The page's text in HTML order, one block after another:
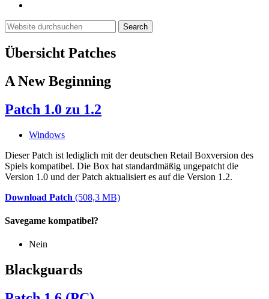
Übersicht Patches
A New Beginning
Patch 1.0 zu 1.2
Windows
Dieser Patch ist lediglich mit der deutschen Retail Boxversion des
Spiels kompatibel. Die Box hat standardmäßig ungepatcht die
Version 1.0 und der Patch aktualisiert es auf die Version 1.2.
Download Patch (508,3 MB)
Savegame kompatibel?
Nein
Blackguards